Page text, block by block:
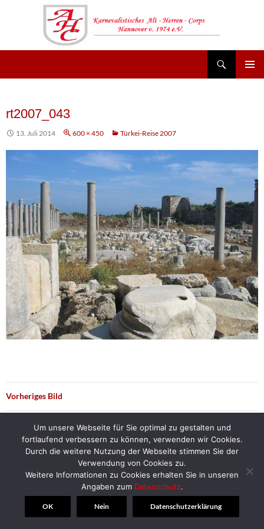
rt2007_043
13. Juli 2014 600 × 450 Türkei-Reise 2007
Vorheriges Bild
Nächstes Bild
© 2018 | Alt-Herren-Corps Hannover
Um unsere Webseite für Sie optimal zu gestalten und
fortlaufend verbessern zu können, verwenden wir Cookies.
Durch die weitere Nutzung der Webseite stimmen Sie der
Verwendung von Cookies zu.
Weitere Informationen zu Cookies erhalten Sie in unseren
Angaben zum Datenschutz.
OK Nein Datenschutzerklärung